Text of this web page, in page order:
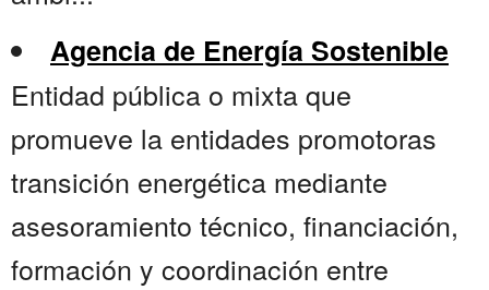
Agencia de Energía Sostenible
Entidad pública o mixta que
promueve la entidades promotoras
transición energética mediante
asesoramiento técnico, financiación,
formación y coordinación entre